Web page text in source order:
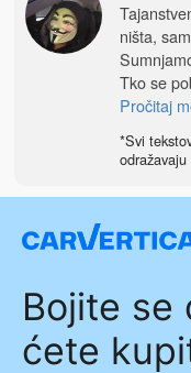
ništa,
Tko se
Pročitaj
*Svi